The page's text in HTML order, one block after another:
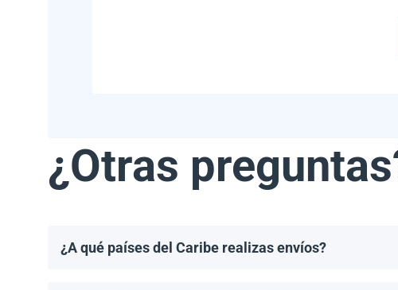
¿Otras
¿A qué países del Caribe realizas envíos?